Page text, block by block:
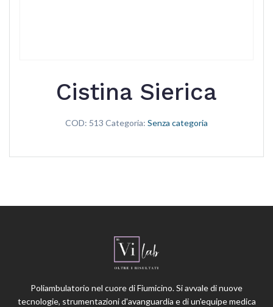
Cistina Sierica
COD: 513 Categoria: Senza categoria
Poliambulatorio nel cuore di Fiumicino. Si avvale di nuove
tecnologie, strumentazioni d'avanguardia e di un'equipe medica